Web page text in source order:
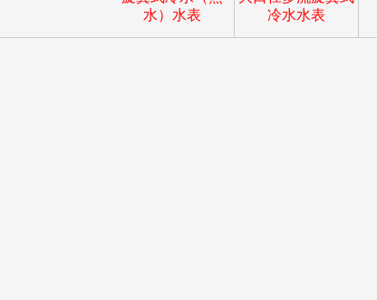
水）水表
冷水水表